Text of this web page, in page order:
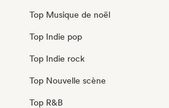
Top Musique de noël
Top Indie pop
Top Indie rock
Top Nouvelle scène
Top R&B